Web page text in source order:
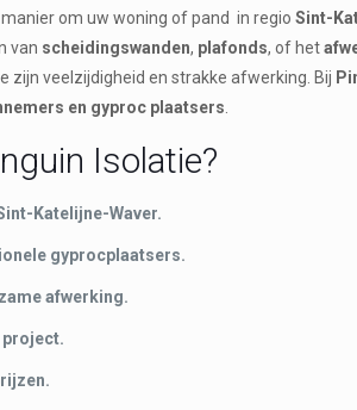
om uw woning of pand in regioSint-
van scheidingswanden, plafonds, of het
zijn veelzijdigheid en strakke afwerking. Bij
en gyproc plaatsers
Isolatie?
Katelijne-Waver.
gyprocplaatsers.
afwerking.
project.